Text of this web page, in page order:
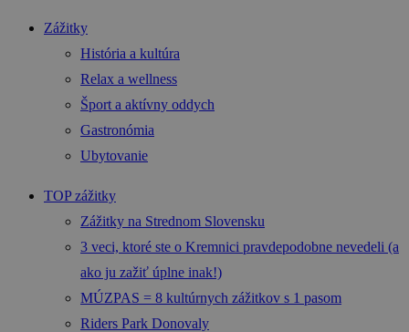
Zážitky
História a kultúra
Relax a wellness
Šport a aktívny oddych
Gastronómia
Ubytovanie
TOP zážitky
Zážitky na Strednom Slovensku
3 veci, ktoré ste o Kremnici pravdepodobne nevedeli (a
ako ju zažiť úplne inak!)
MÚZPAS = 8 kultúrnych zážitkov s 1 pasom
Riders Park Donovaly